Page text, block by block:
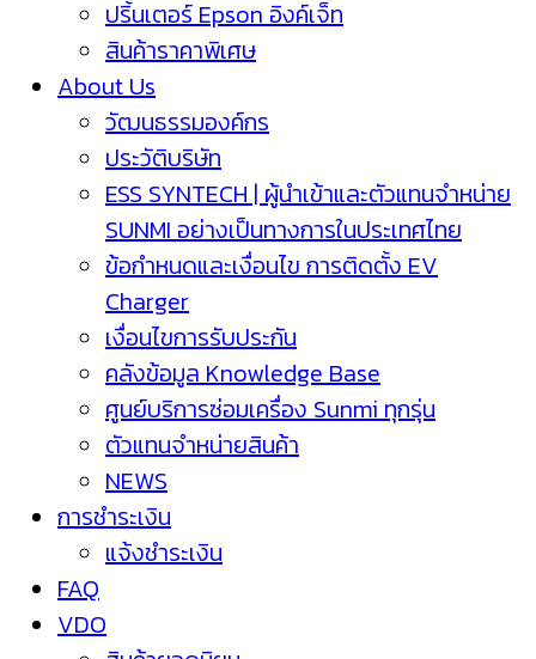
ปริ้นเตอร์ Epson อิงค์เจ็ท
สินค้าราคาพิเศษ
About Us
วัฒนธรรมองค์กร
ประวัติบริษัท
ESS SYNTECH | ผู้นำเข้าและตัวแทนจำหน่าย
SUNMI อย่างเป็นทางการในประเทศไทย
ข้อกำหนดและเงื่อนไข การติดตั้ง EV
Charger
เงื่อนไขการรับประกัน
คลังข้อมูล Knowledge Base
ศูนย์บริการซ่อมเครื่อง Sunmi ทุกรุ่น
ตัวแทนจำหน่ายสินค้า
NEWS
การชำระเงิน
แจ้งชำระเงิน
FAQ
VDO